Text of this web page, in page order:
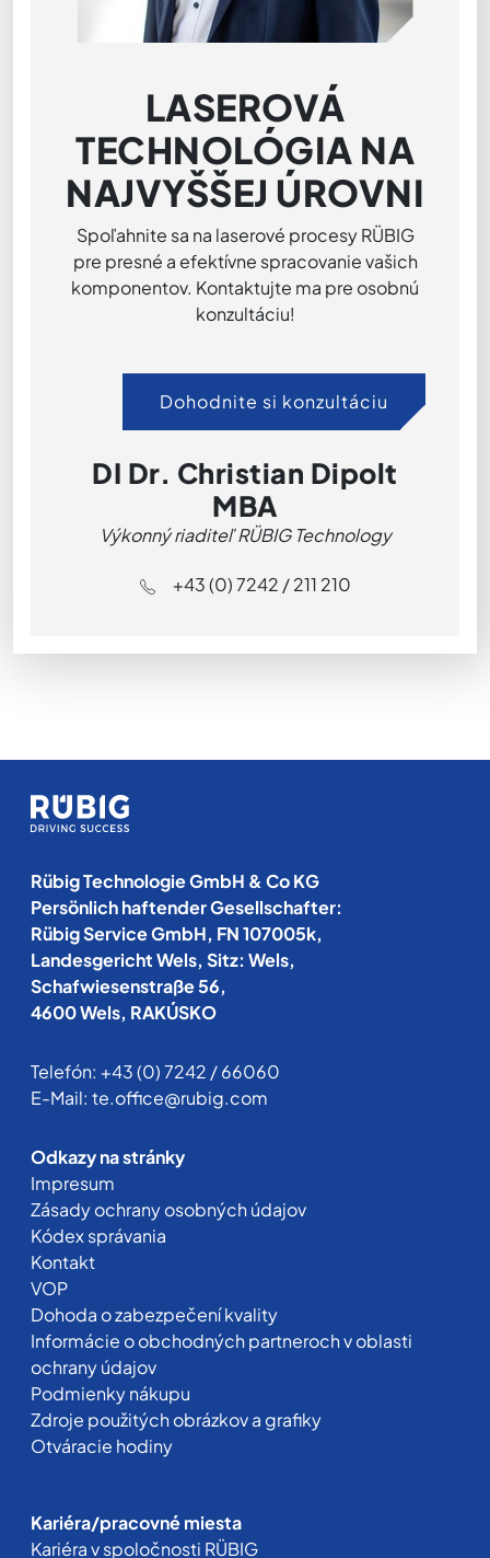
LASEROVÁ
TECHNOLÓGIA NA
NAJVYŠŠEJ ÚROVNI
Spoľahnite sa na laserové procesy RÜBIG
pre presné a efektívne spracovanie vašich
komponentov. Kontaktujte ma pre osobnú
konzultáciu!
Dohodnite si konzultáciu
DI Dr. Christian Dipolt
MBA
Výkonný riaditeľ RÜBIG Technology
+43 (0) 7242 / 211 210
Rübig Technologie GmbH & Co KG
Persönlich haftender Gesellschafter:
Rübig Service GmbH, FN 107005k,
Landesgericht Wels, Sitz: Wels,
Schafwiesenstraße 56,
4600 Wels, RAKÚSKO
Telefón: +43 (0) 7242 / 66060
E-Mail: te.office@rubig.com
Odkazy na stránky
Impresum
Zásady ochrany osobných údajov
Kódex správania
Kontakt
VOP
Dohoda o zabezpečení kvality
Informácie o obchodných partneroch v oblasti
ochrany údajov
Podmienky nákupu
Zdroje použitých obrázkov a grafiky
Otváracie hodiny
Kariéra/pracovné miesta
Kariéra v spoločnosti RÜBIG